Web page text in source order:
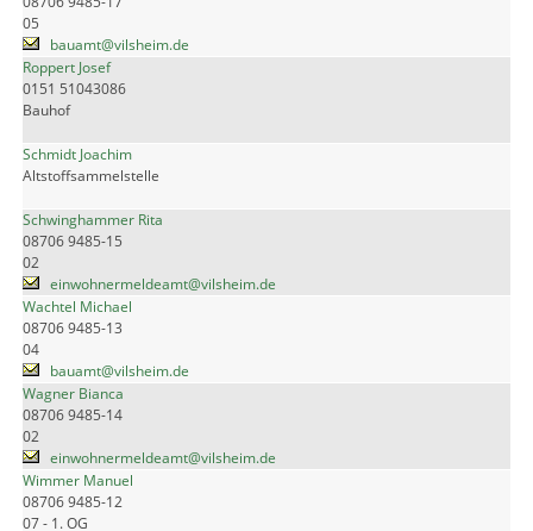
05
bauamt@vilsheim.de
Roppert Josef
0151 51043086
Bauhof
Schmidt Joachim
Altstoffsammelstelle
Schwinghammer Rita
08706 9485-15
02
einwohnermeldeamt@vilsheim.de
Wachtel Michael
08706 9485-13
04
bauamt@vilsheim.de
Wagner Bianca
08706 9485-14
02
einwohnermeldeamt@vilsheim.de
Wimmer Manuel
08706 9485-12
07 - 1. OG